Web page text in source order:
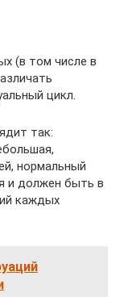
(в том числе в
цикл.
так:
нормальный
и должен быть в
каждых